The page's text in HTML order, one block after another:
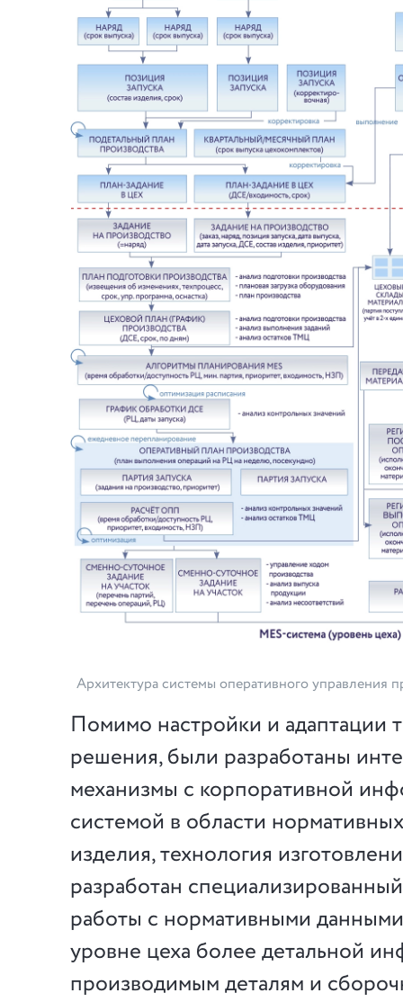
Архитектура системы оперативного управления
Помимо настройки и адаптации
решения, были разработаны
механизмы с корпоративной
системой в области
изделия, технология
разработан
работы с нормативными
уровне цеха более детальной
производимым деталям и